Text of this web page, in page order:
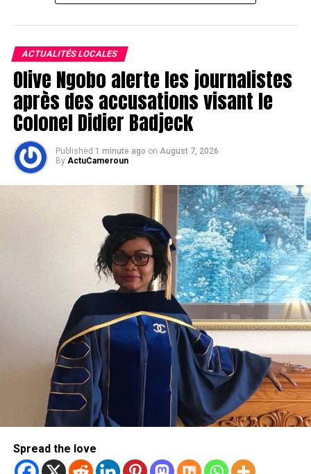
ACTUALITÉS LOCALES
Olive Ngobo alerte les journalistes
après des accusations visant le
Colonel Didier Badjeck
Published 1 minute ago on August 7, 2026
By ActuCameroun
Spread the love